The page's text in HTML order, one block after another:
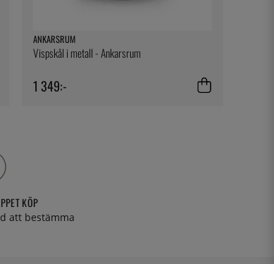
ANKARSRUM
Vispskål i metall - Ankarsrum
1 349:-
KÖP
att bestämma